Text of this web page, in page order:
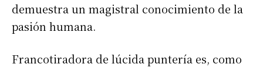
demuestra un magistral conocimiento de la
pasión humana.
Francotiradora de lúcida puntería es, como